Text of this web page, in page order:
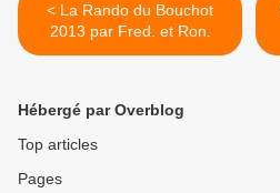
< La Rando du Bouchot
2013 par Fred. et Ron.
Hébergé par Overblog
Top articles
Pages